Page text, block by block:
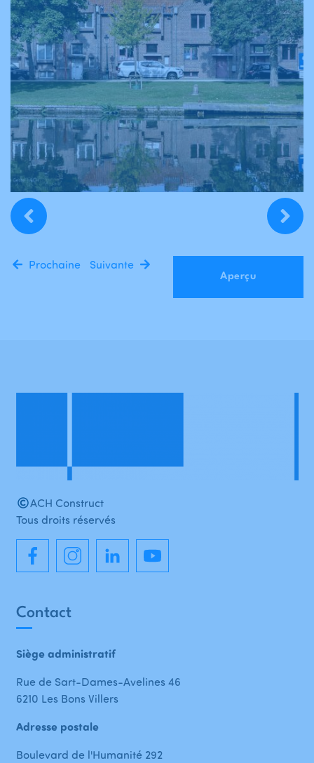
Prochaine
Aperçu
Suivante
Contact
Siège administratif
Rue de Sart-Dames-Avelines 46
6210 Les Bons Villers
Adresse postale
Boulevard de l'Humanité 292
ACH Construct
Tous droits réservés